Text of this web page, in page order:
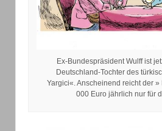
Ex-Bundespräsident Wulff ist
Deutschland-Tochter des
Yargici«. Anscheinend reicht der
000 Euro jährlich nur für